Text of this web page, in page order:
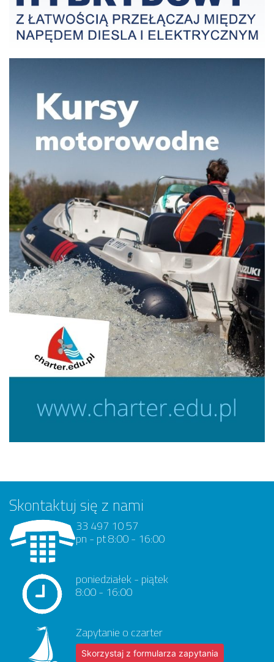
Skontaktuj się z nami
33 497 10 57
pn - pt 8:00 - 16:00
poniedziałek - piątek
8:00 - 16:00
Zapytanie o czarter
Skorzystaj z formularza zapytania